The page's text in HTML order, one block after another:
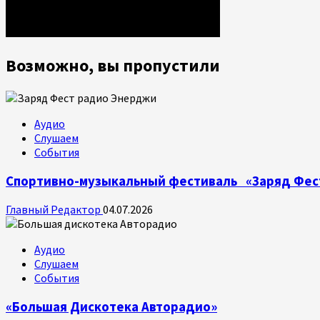
Возможно, вы пропустили
Аудио
Слушаем
События
Спортивно-музыкальный фестиваль «Заряд
Главный Редактор 04.07.2026
Аудио
Слушаем
События
«Большая Дискотека Авторадио»